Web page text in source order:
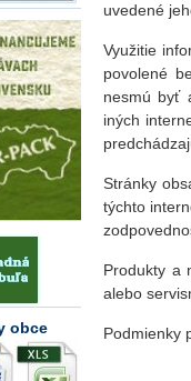
obce
uvedené
Využitie
povolené
nesmú byť
iných
Stránky
týchto
Produkty a
alebo
Podmienky